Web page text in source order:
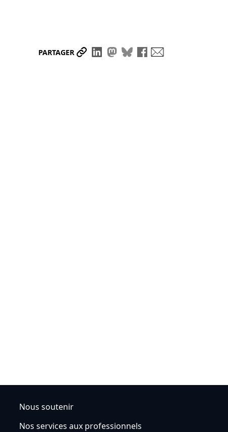
PARTAGER Partager le lien
Partager sur LinkedIn
Partager sur Mastodon
Partager sur Bluesky
Partager sur
Nous soutenir
Nos services aux professionnels